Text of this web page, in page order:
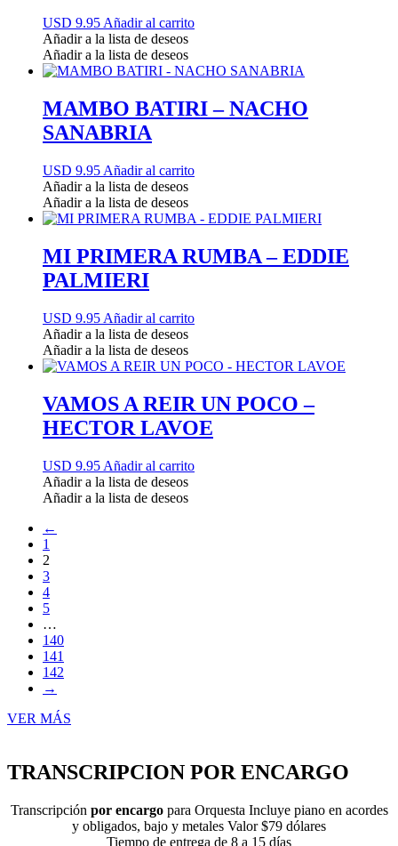
USD 9.95 Añadir al carrito
Añadir a la lista de deseos
Añadir a la lista de deseos
MAMBO BATIRI – NACHO
SANABRIA
USD 9.95 Añadir al carrito
Añadir a la lista de deseos
Añadir a la lista de deseos
MI PRIMERA RUMBA – EDDIE
PALMIERI
USD 9.95 Añadir al carrito
Añadir a la lista de deseos
Añadir a la lista de deseos
VAMOS A REIR UN POCO –
HECTOR LAVOE
USD 9.95 Añadir al carrito
Añadir a la lista de deseos
Añadir a la lista de deseos
←
1
2
3
4
5
…
140
141
142
→
VER MÁS
TRANSCRIPCION POR ENCARGO
Transcripción por encargopara Orquesta Incluye piano en acordes
y obligados, bajo y metales Valor $79 dólares
Tiempo de entrega de 8 a 15 días